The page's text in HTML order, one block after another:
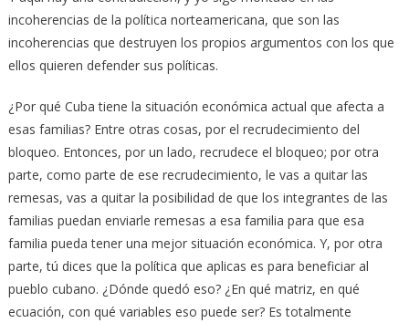
incoherencias de la política norteamericana, que son las
incoherencias que destruyen los propios argumentos con los que
ellos quieren defender sus políticas.
¿Por qué Cuba tiene la situación económica actual que afecta a
esas familias? Entre otras cosas, por el recrudecimiento del
bloqueo. Entonces, por un lado, recrudece el bloqueo; por otra
parte, como parte de ese recrudecimiento, le vas a quitar las
remesas, vas a quitar la posibilidad de que los integrantes de las
familias puedan enviarle remesas a esa familia para que esa
familia pueda tener una mejor situación económica. Y, por otra
parte, tú dices que la política que aplicas es para beneficiar al
pueblo cubano. ¿Dónde quedó eso? ¿En qué matriz, en qué
ecuación, con qué variables eso puede ser? Es totalmente